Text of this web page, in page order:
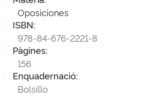
Oposiciones
ISBN:
978-84-676-2221-8
Pàgines:
156
Enquadernació:
Bolsillo